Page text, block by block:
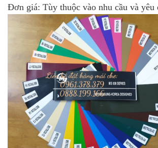
Đơn giá: Tùy thuộc vào nhu cầu và yêu